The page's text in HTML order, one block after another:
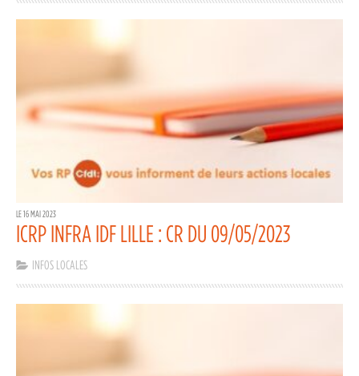
LE 16 MAI 2023
ICRP INFRA IDF LILLE : CR DU 09/05/2023
INFOS LOCALES